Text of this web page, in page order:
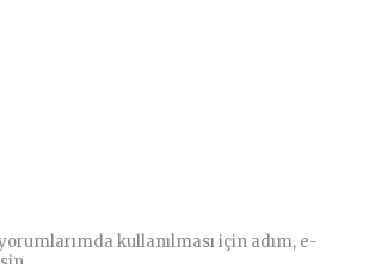
kullanılması için adım, e-